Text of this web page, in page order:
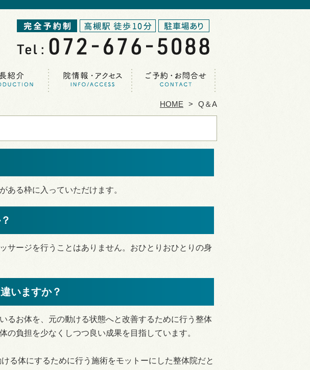
HOME Q＆A
ある枠に入っていただけます。
サージを行うことはありません。おひとりおひとりの身
いますか？
るお体を、元の動ける状態へと改善するために行う整体
の負担を少なくしつつ良い成果を目指しています。
る体にするために行う施術をモットーにした整体院だと